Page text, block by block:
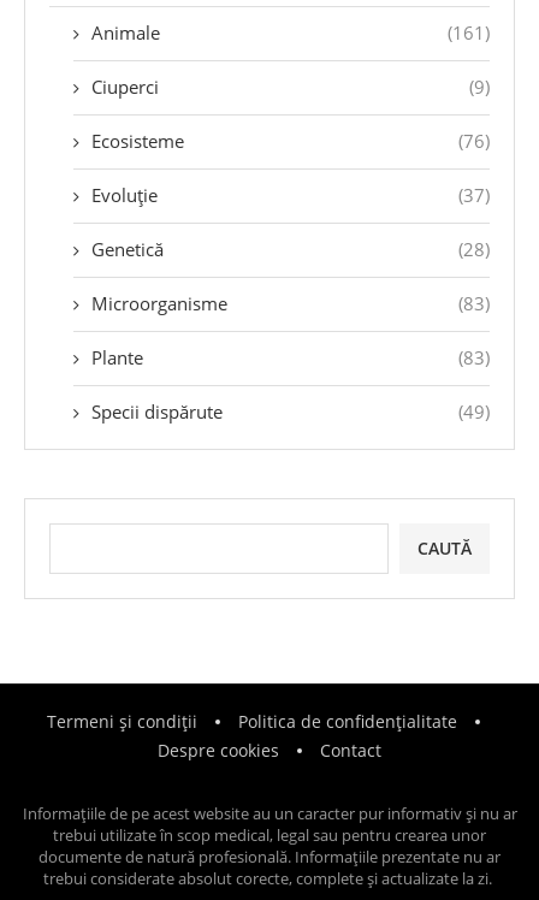
Animale (161)
Ciuperci (9)
Ecosisteme (76)
Evoluție (37)
Genetică (28)
Microorganisme (83)
Plante (83)
Specii dispărute (49)
CAUTĂ
Termeni și condiții
Politica de confidențialitate
Despre cookies
Contact
Informațiile de pe acest website au un caracter pur informativ și nu ar
trebui utilizate în scop medical, legal sau pentru crearea unor
documente de natură profesională. Informațiile prezentate nu ar
trebui considerate absolut corecte, complete și actualizate la zi.